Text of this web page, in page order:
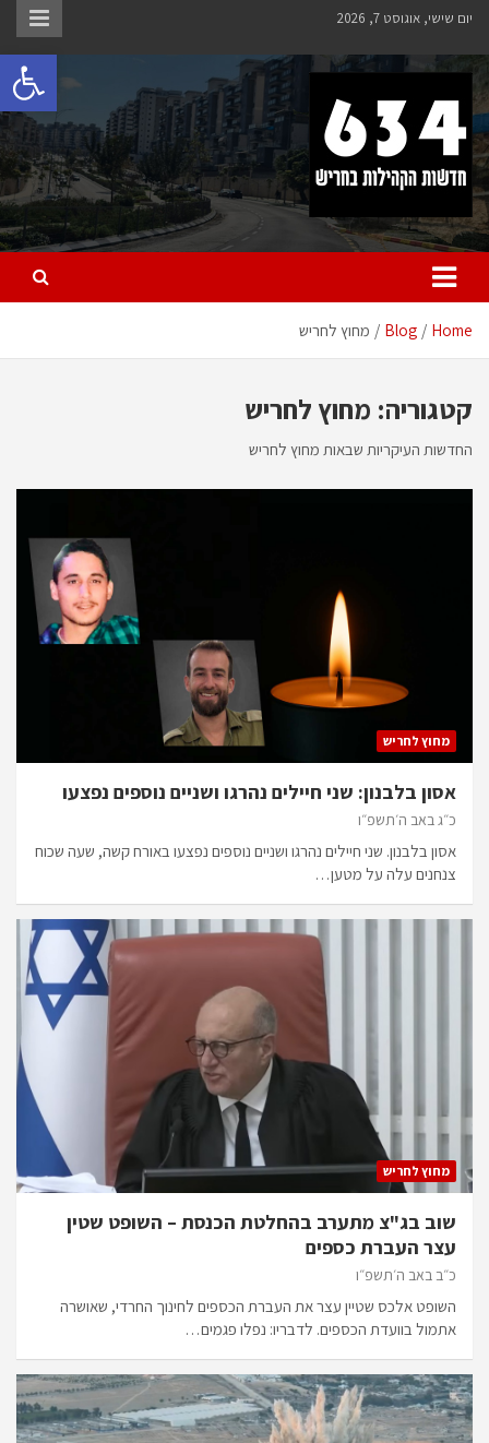
Skip
content
יום שישי, אוגוסט 7, 2026
חריש 634
חדשות הקהילות בחריש
Home
Blog מחוץ לחריש
קטגוריה: מחוץ לחריש
החדשות העיקריות שבאות מחוץ לחריש
מחוץ לחריש
אסון בלבנון: שני חיילים נהרגו ושניים נוספים נפצעו
כ״ג באב ה׳תשפ״ו
אסון בלבנון. שני חיילים נהרגו ושניים נוספים נפצעו באורח קשה, שעה שכוח
צנחנים עלה על מטען…
מחוץ לחריש
שוב בג"צ מתערב בהחלטת הכנסת – השופט שטין
עצר העברת כספים
כ״ב באב ה׳תשפ״ו
השופט אלכס שטיין עצר את העברת הכספים לחינוך החרדי, שאושרה
אתמול בוועדת הכספים. לדבריו: נפלו פגמים…